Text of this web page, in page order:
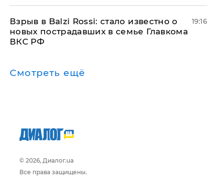
Взрыв в Balzi Rossi: стало известно о
новых пострадавших в семье Главкома
ВКС РФ
19:16
Смотреть ещё
© 2026, Диалог.ua
Все права защищены.